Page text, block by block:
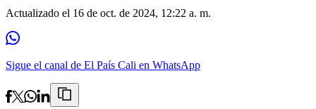
Actualizado el 16 de oct. de 2024, 12:22 a. m.
Sigue el canal de El País Cali en WhatsApp